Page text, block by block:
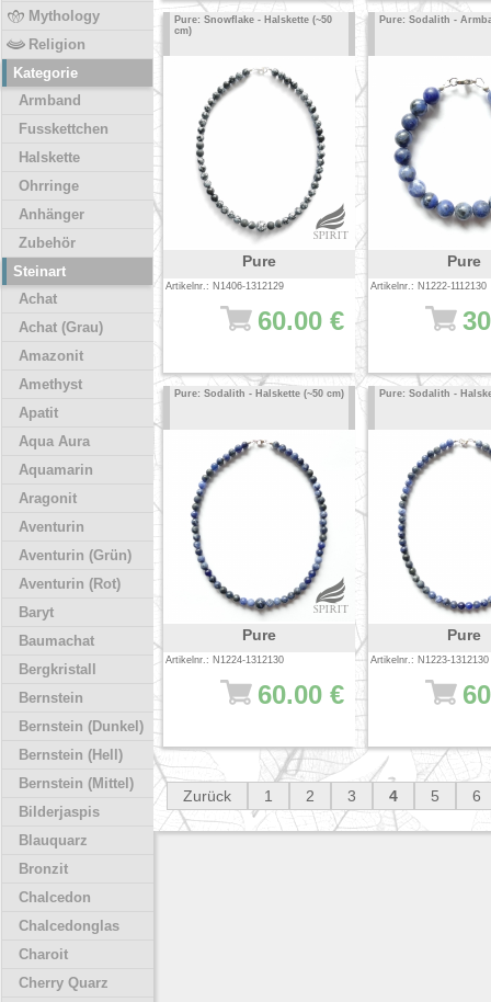
Pure: Snowflake - Halskette (~50
cm)
Pure
Artikelnr.: N1406-1312129
60.00 €
Pure: Sodalith -
Pure
Artikelnr.: N1222-1112130
Pure: Sodalith - Halskette (~50 cm)
Pure
Artikelnr.: N1224-1312130
60.00 €
Pure: Sodalith -
Pure
Artikelnr.: N1223-1312130
Zurück 1 2 3 4 5 6
Mythology
Religion
Kategorie
Armband
Fusskettchen
Halskette
Ohrringe
Anhänger
Zubehör
Steinart
Achat
Achat (Grau)
Amazonit
Amethyst
Apatit
Aqua Aura
Aquamarin
Aragonit
Aventurin
Aventurin (Grün)
Aventurin (Rot)
Baryt
Baumachat
Bergkristall
Bernstein
Bernstein (Dunkel)
Bernstein (Hell)
Bernstein (Mittel)
Bilderjaspis
Blauquarz
Bronzit
Chalcedon
Chalcedonglas
Charoit
Cherry Quarz